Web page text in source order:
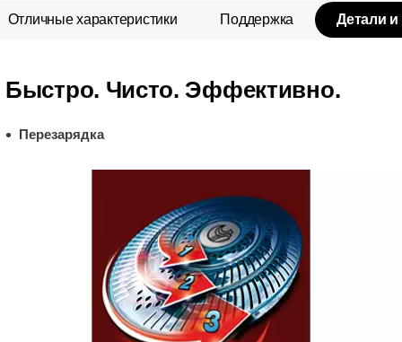
Отличные характеристики Поддержка Детали и
Быстро. Чисто. Эффективно.
Перезарядка